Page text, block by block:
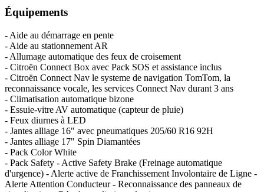
Équipements
- Aide au démarrage en pente
- Aide au stationnement AR
- Allumage automatique des feux de croisement
- Citroën Connect Box avec Pack SOS et assistance inclus
- Citroën Connect Nav le systeme de navigation TomTom, la
reconnaissance vocale, les services Connect Nav durant 3 ans
- Climatisation automatique bizone
- Essuie-vitre AV automatique (capteur de pluie)
- Feux diurnes à LED
- Jantes alliage 16" avec pneumatiques 205/60 R16 92H
- Jantes alliage 17" Spin Diamantées
- Pack Color White
- Pack Safety - Active Safety Brake (Freinage automatique
d'urgence) - Alerte active de Franchissement Involontaire de Ligne -
Alerte Attention Conducteur - Reconnaissance des panneaux de